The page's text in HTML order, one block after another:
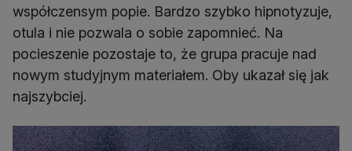
współczensym popie. Bardzo szybko hipnotyzuje,
otula i nie pozwala o sobie zapomnieć. Na
pocieszenie pozostaje to, że grupa pracuje nad
nowym studyjnym materiałem. Oby ukazał się jak
najszybciej.